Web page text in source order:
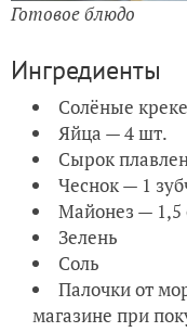
Готовое блюдо
Ингредиенты
Солёные
Яйца — 4 шт.
Сырок
Чеснок — 1
Майонез — 1,5
Зелень
Соль
Палочки от
магазине при